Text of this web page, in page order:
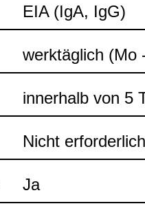
EIA (IgA, IgG)
werk­täg­lich (Mo
inner­halb von 5
Nicht erfor­der­lich
Ja